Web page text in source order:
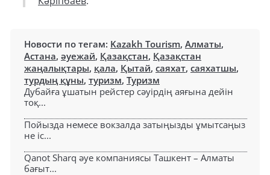
Новости по тегам: Kazakh Tourism, Алматы,
Астана, әуежай, Қазақстан, Қазақстан
жаңалықтары, қала, Қытай, саяхат, саяхатшы,
турдың құны, туризм, Туризм
Дубайға ұшатын рейстер сәуірдің аяғына дейін
тоқ...
Пойызда немесе вокзалда затыңызды ұмытсаңыз
не іс...
Qanot Sharq әуе компаниясы Ташкент – Алматы
бағыт...